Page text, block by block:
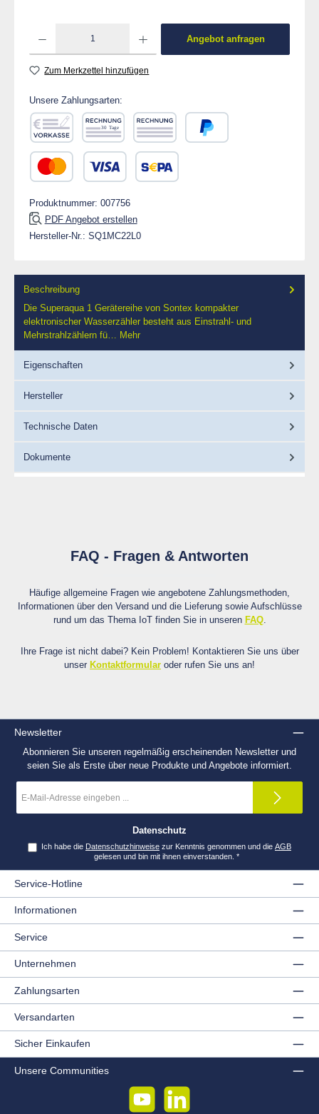
Angebot anfragen
Zum Merkzettel hinzufügen
Unsere Zahlungsarten:
Vorkasse Rechnung 30 Tage
Rechnung
Produktnummer: 007756
PDF Angebot erstellen
Hersteller-Nr.: SQ1MC22L0
Beschreibung
Die Superaqua 1 Gerätereihe von Sontex kompakter
elektronischer Wasserzähler besteht aus Einstrahl- und
Mehrstrahlzählern fü… Mehr
Eigenschaften
Hersteller
Technische Daten
Dokumente
FAQ - Fragen & Antworten
Häufige allgemeine Fragen wie angebotene Zahlungsmethoden,
Informationen über den Versand und die Lieferung sowie Aufschlüsse
rund um das Thema IoT finden Sie in unseren FAQ.
Ihre Frage ist nicht dabei? Kein Problem! Kontaktieren Sie uns über
unser Kontaktformular oder rufen Sie uns an!
Newsletter
Abonnieren Sie unseren regelmäßig erscheinenden Newsletter und
seien Sie als Erste über neue Produkte und Angebote informiert.
Mail-
*
Datenschutz
Ich habe die Datenschutzhinweisezur Kenntnis genommen und die AGB
gelesen und bin mit ihnen einverstanden. *
Service-Hotline
Informationen
Service
Unternehmen
Zahlungsarten
Versandarten
Sicher Einkaufen
Unsere Communities
YouTube